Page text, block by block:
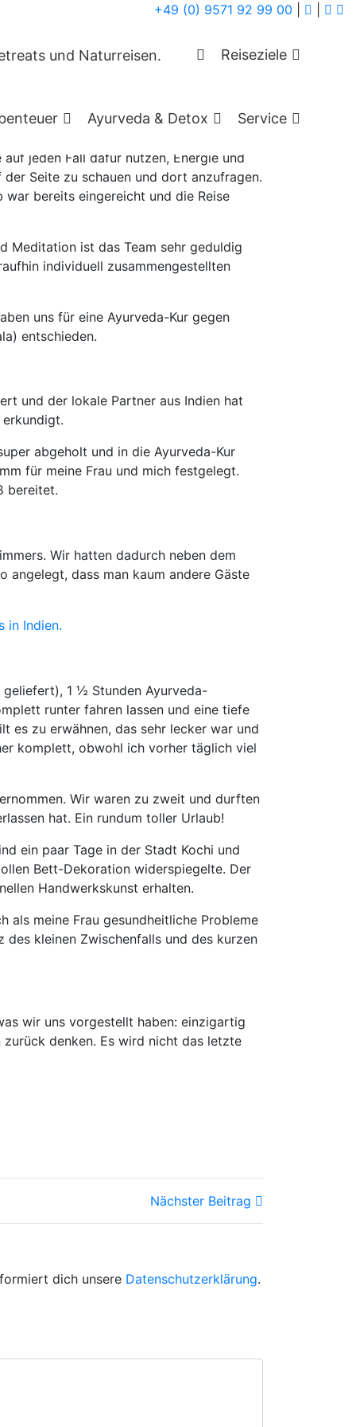
+49 (0) 9571 92 99 00
Reiseziele
Ayurveda & Detox Service
Indien
jeden Fall dafür nutzen, Energie und
Seite zu schauen und dort anzufragen.
bereits eingereicht und die Reise
Meditation ist das Team sehr geduldig
individuell zusammengestellten
uns für eine Ayurveda-Kur gegen
entschieden.
und der lokale Partner aus Indien hat
abgeholt und in die Ayurveda-Kur
für meine Frau und mich festgelegt.
bereitet.
Wir hatten dadurch neben dem
angelegt, dass man kaum andere Gäste
in Indien.
1 ½ Stunden Ayurveda-
runter fahren lassen und eine tiefe
es zu erwähnen, das sehr lecker war und
komplett, obwohl ich vorher täglich viel
Wir waren zu zweit und durften
hat. Ein rundum toller Urlaub!
ein paar Tage in der Stadt Kochi und
Bett-Dekoration widerspiegelte. Der
Handwerkskunst erhalten.
als meine Frau gesundheitliche Probleme
kleinen Zwischenfalls und des kurzen
wir uns vorgestellt haben: einzigartig
denken. Es wird nicht das letzte
Nächster Beitrag
dich unsere Datenschutzerklärung.